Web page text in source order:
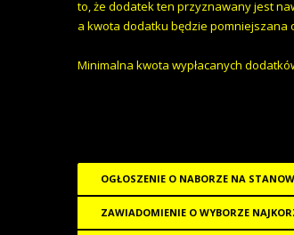
to, że dodatek ten przyznawany jest
a kwota dodatku będzie pomniejszana
Minimalna kwota wypłacanych
OGŁOSZENIE O NABORZE NA
ZAWIADOMIENIE O WYBORZE